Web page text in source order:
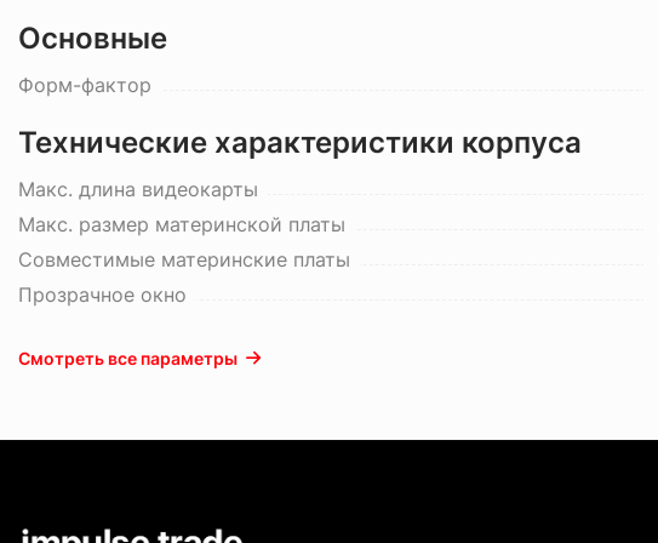
Основные
Форм-фактор
Технические характеристики корпуса
Макс. длина видеокарты
Макс. размер материнской платы
Совместимые материнские платы
Прозрачное окно
Смотреть все параметры